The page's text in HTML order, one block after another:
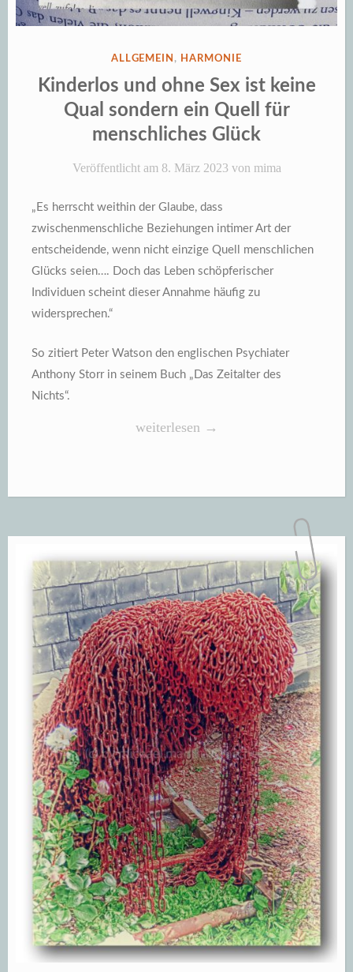
VERÖFFENTLICHT
ALLGEMEIN , HARMONIE
Kinderlos und ohne Sex ist keine
Qual sondern ein Quell für
menschliches Glück
Veröffentlicht am 8. März 2023 von mima
„Es herrscht weithin der Glaube, dass
zwischenmenschliche Beziehungen intimer Art der
entscheidende, wenn nicht einzige Quell menschlichen
Glücks seien…. Doch das Leben schöpferischer
Individuen scheint dieser Annahme häufig zu
widersprechen.“
So zitiert Peter Watson den englischen Psychiater
Anthony Storr in seinem Buch „Das Zeitalter des
Nichts“.
„Kinderlos
Sex
Qual
sondern
ein
Quell
für
menschliches
Glück“
weiterlesen →